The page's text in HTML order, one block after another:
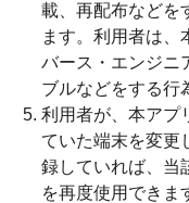
載、再配布などを
ます。利用者は、
バース・エンジニ
ブルなどをする行
利用者が、本アプ
ていた端末を変更
録していれば、当
を再度使用できま